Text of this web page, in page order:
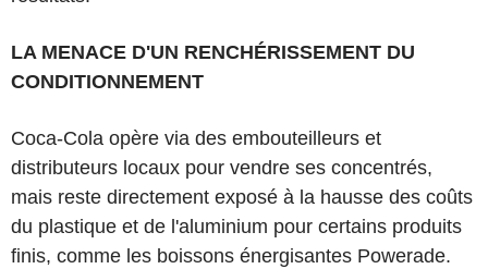
LA MENACE D'UN RENCHÉRISSEMENT DU
CONDITIONNEMENT
Coca-Cola opère via des embouteilleurs et
distributeurs locaux pour vendre ses concentrés,
mais reste directement exposé à la hausse des coûts
du plastique et de l'aluminium pour certains produits
finis, comme les boissons énergisantes Powerade.